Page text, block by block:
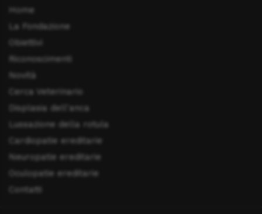
Home
La Fondazione
Obiettivi
Riconoscimenti
Novità
Cerca Veterinario
Displasia dell'anca
Lussazione della rotula
Cardiopatie ereditarie
Neuropatie ereditarie
Oculopatie ereditarie
Contatti